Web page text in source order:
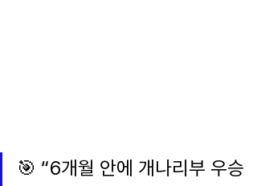
🎯 “6개월 안에 개나리부 우승